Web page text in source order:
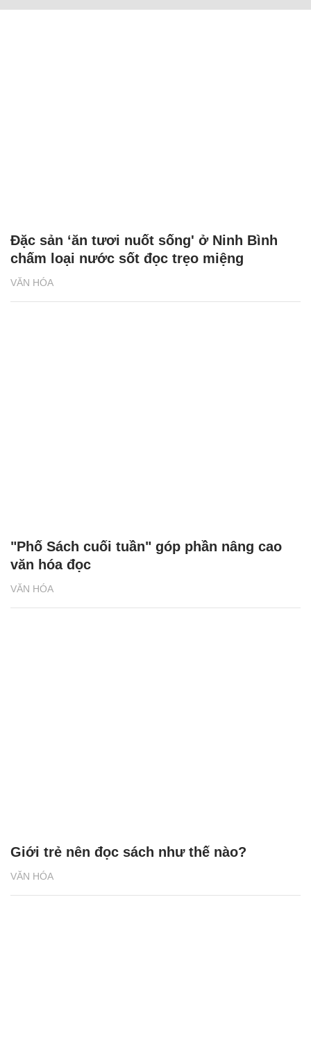
VĂN HÓA
Đặc sản ‘ăn tươi nuốt sống' ở Ninh Bình
chấm loại nước sốt đọc trẹo miệng
VĂN HÓA
"Phố Sách cuối tuần" góp phần nâng cao
văn hóa đọc
VĂN HÓA
Giới trẻ nên đọc sách như thế nào?